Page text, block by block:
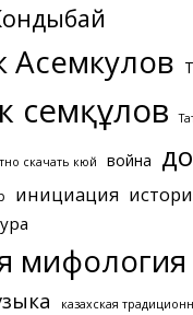
Асемкулов
Әсемқұлов
скачать кюй война
инициация
мифология
казахская